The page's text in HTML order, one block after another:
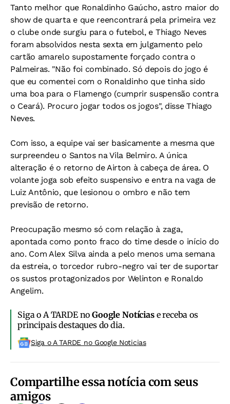
Tanto melhor que Ronaldinho Gaúcho, astro maior do
show de quarta e que reencontrará pela primeira vez
o clube onde surgiu para o futebol, e Thiago Neves
foram absolvidos nesta sexta em julgamento pelo
cartão amarelo supostamente forçado contra o
Palmeiras. "Não foi combinado. Só depois do jogo é
que eu comentei com o Ronaldinho que tinha sido
uma boa para o Flamengo (cumprir suspensão contra
o Ceará). Procuro jogar todos os jogos", disse Thiago
Neves.
Com isso, a equipe vai ser basicamente a mesma que
surpreendeu o Santos na Vila Belmiro. A única
alteração é o retorno de Airton à cabeça de área. O
volante joga sob efeito suspensivo e entra na vaga de
Luiz Antônio, que lesionou o ombro e não tem
previsão de retorno.
Preocupação mesmo só com relação à zaga,
apontada como ponto fraco do time desde o início do
ano. Com Alex Silva ainda a pelo menos uma semana
da estreia, o torcedor rubro-negro vai ter de suportar
os sustos protagonizados por Welinton e Ronaldo
Angelim.
Siga o A TARDE noGoogle Notíciase receba os
principais destaques do dia.
Siga o A TARDE no Google Noticias
Compartilhe essa notícia com seus
amigos